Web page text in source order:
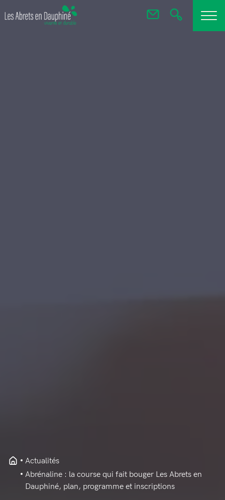
Actualités
Abrénaline : la course qui fait bouger Les Abrets en
Dauphiné, plan, programme et inscriptions